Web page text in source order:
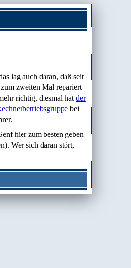
lag auch daran, daß seit
zweiten Mal repariert
richtig, diesmal hat der
bei
hier zum besten geben
Wer sich daran stört,